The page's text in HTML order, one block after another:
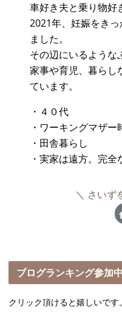
車好き夫と乗り物好
2021年、妊娠をき
ました。
その辺にいるような
家事や育児、暮らし
ています。
・４０代
・ワーキングマザー
・田舎暮らし
・実家は遠方。完全
さいず
ブログランキング参加中
クリック頂けると嬉しいです